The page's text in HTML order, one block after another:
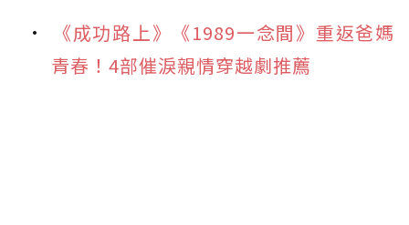
《成功路上》《1989一念間》重返爸媽
青春！4部催淚親情穿越劇推薦